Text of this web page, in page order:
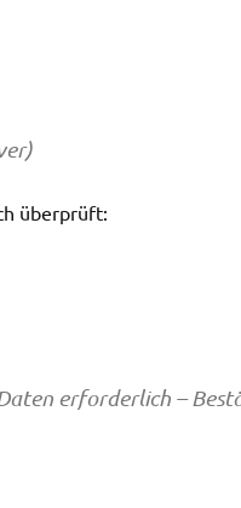
überprüft:
erforderlich –